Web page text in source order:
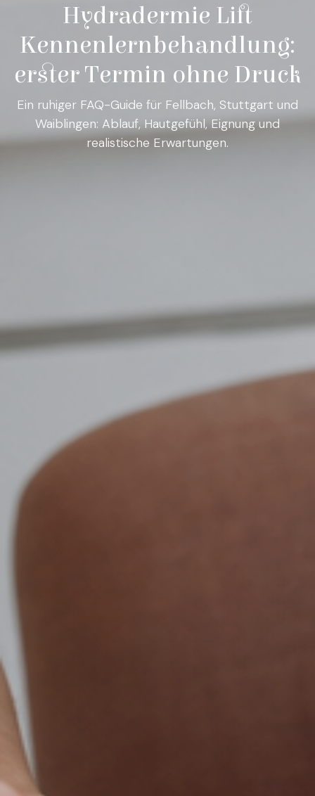
Hydradermie Lift
Kennenlernbehandlung:
erster Termin ohne Druck
Ein ruhiger FAQ-Guide für Fellbach, Stuttgart und
Waiblingen: Ablauf, Hautgefühl, Eignung und
realistische Erwartungen.